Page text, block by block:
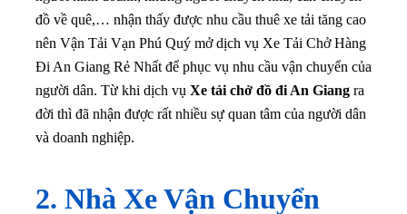
đồ về quê,… nhận thấy được nhu cầu thuê xe tải tăng cao
nên Vận Tải Vạn Phú Quý mở dịch vụ Xe Tải Chở Hàng
Đi An Giang Rẻ Nhất để phục vụ nhu cầu vận chuyển của
người dân. Từ khi dịch vụ Xe tải chở đồ đi An Giang ra
đời thì đã nhận được rất nhiều sự quan tâm của người dân
và doanh nghiệp.
2. Nhà Xe Vận Chuyển